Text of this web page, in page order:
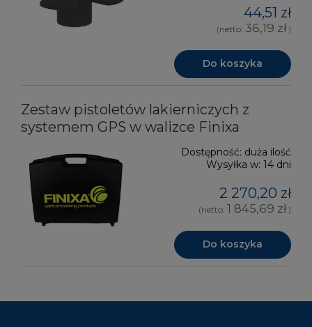
44,51 zł
(netto: 36,19 zł )
Do koszyka
Zestaw pistoletów lakierniczych z
systemem GPS w walizce Finixa
Dostępność: duża ilość
Wysyłka w: 14 dni
2 270,20 zł
(netto: 1 845,69 zł )
Do koszyka